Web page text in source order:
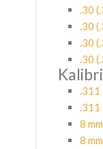
.30
.30
.30
.30
Kalibri
.311
8
8